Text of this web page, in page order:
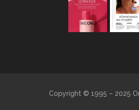
Copyright © 1995 – 2025